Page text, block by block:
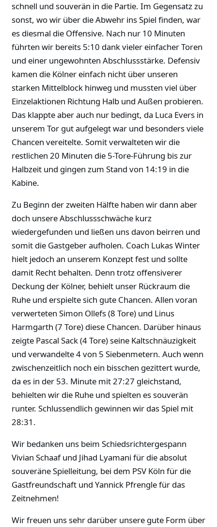
schnell und souverän in die Partie. Im Gegensatz zu
sonst, wo wir über die Abwehr ins Spiel finden, war
es diesmal die Offensive. Nach nur 10 Minuten
führten wir bereits 5:10 dank vieler einfacher Toren
und einer ungewohnten Abschlussstärke. Defensiv
kamen die Kölner einfach nicht über unseren
starken Mittelblock hinweg und mussten viel über
Einzelaktionen Richtung Halb und Außen probieren.
Das klappte aber auch nur bedingt, da Luca Evers in
unserem Tor gut aufgelegt war und besonders viele
Chancen vereitelte. Somit verwalteten wir die
restlichen 20 Minuten die 5-Tore-Führung bis zur
Halbzeit und gingen zum Stand von 14:19 in die
Kabine.
Zu Beginn der zweiten Hälfte haben wir dann aber
doch unsere Abschlussschwäche kurz
wiedergefunden und ließen uns davon beirren und
somit die Gastgeber aufholen. Coach Lukas Winter
hielt jedoch an unserem Konzept fest und sollte
damit Recht behalten. Denn trotz offensiverer
Deckung der Kölner, behielt unser Rückraum die
Ruhe und erspielte sich gute Chancen. Allen voran
verwerteten Simon Ollefs (8 Tore) und Linus
Harmgarth (7 Tore) diese Chancen. Darüber hinaus
zeigte Pascal Sack (4 Tore) seine Kaltschnäuzigkeit
und verwandelte 4 von 5 Siebenmetern. Auch wenn
zwischenzeitlich noch ein bisschen gezittert wurde,
da es in der 53. Minute mit 27:27 gleichstand,
behielten wir die Ruhe und spielten es souverän
runter. Schlussendlich gewinnen wir das Spiel mit
28:31.
Wir bedanken uns beim Schiedsrichtergespann
Vivian Schaaf und Jihad Lyamani für die absolut
souveräne Spielleitung, bei dem PSV Köln für die
Gastfreundschaft und Yannick Pfrengle für das
Zeitnehmen!
Wir freuen uns sehr darüber unsere gute Form über